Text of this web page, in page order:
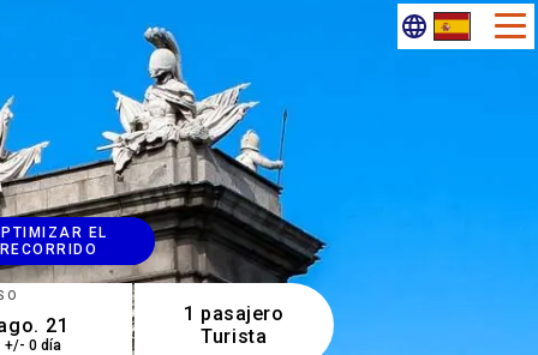
EL
RECORRIDO
+/- 0 día
1 pasajero
Turista